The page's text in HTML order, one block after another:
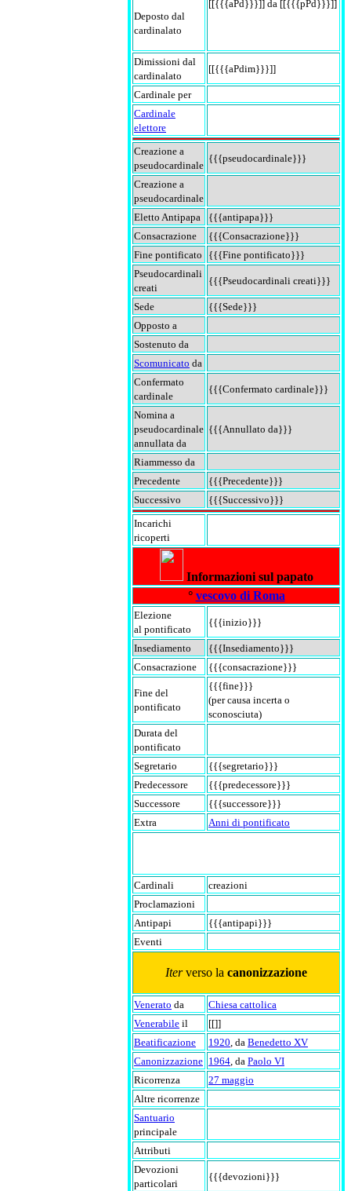
Deposto dal
cardinalato
[[{{{aPd}}}]] da [[{{{pPd}}}]]
Dimissioni dal
cardinalato
[[{{{aPdim}}}]]
Cardinale per
Cardinale
elettore
Creazione a
pseudocardinale
{{{pseudocardinale}}}
Creazione a
pseudocardinale
Eletto Antipapa
{{{antipapa}}}
Consacrazione
{{{Consacrazione}}}
Fine pontificato
{{{Fine pontificato}}}
Pseudocardinali
creati
{{{Pseudocardinali creati}}}
Sede
{{{Sede}}}
Opposto a
Sostenuto da
Scomunicato da
Confermato
cardinale
{{{Confermato cardinale}}}
Nomina a
pseudocardinale
annullata da
{{{Annullato da}}}
Riammesso da
Precedente
{{{Precedente}}}
Successivo
{{{Successivo}}}
Incarichi
ricoperti
Informazioni sul papato
° vescovo di Roma
Elezione
al pontificato
{{{inizio}}}
Insediamento
{{{Insediamento}}}
Consacrazione
{{{consacrazione}}}
Fine del
pontificato
{{{fine}}}
(per causa incerta o
sconosciuta)
Durata del
pontificato
Segretario
{{{segretario}}}
Predecessore
{{{predecessore}}}
Successore
{{{successore}}}
Extra
Anni di pontificato
Cardinali
creazioni
Proclamazioni
Antipapi
{{{antipapi}}}
Eventi
Iterverso la canonizzazione
Venerato da
Chiesa cattolica
Venerabile il
[[]]
Beatificazione
1920, da Benedetto XV
Canonizzazione 1964, da Paolo VI
Ricorrenza
27 maggio
Altre ricorrenze
Santuario
principale
Attributi
Devozioni
particolari
{{{devozioni}}}